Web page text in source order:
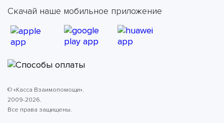
Скачай наше мобильное приложение
© «Касса Взаимопомощи».
2009-2026.
Все права защищены.